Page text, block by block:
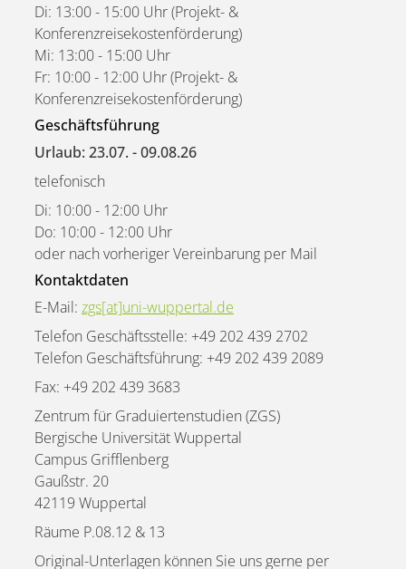
Di: 13:00 - 15:00 Uhr (Projekt- &
Konferenzreisekostenförderung)
Mi: 13:00 - 15:00 Uhr
Fr: 10:00 - 12:00 Uhr (Projekt- &
Konferenzreisekostenförderung)
Geschäftsführung
Urlaub: 23.07. - 09.08.26
telefonisch
Di: 10:00 - 12:00 Uhr
Do: 10:00 - 12:00 Uhr
oder nach vorheriger Vereinbarung per Mail
Kontaktdaten
E-Mail: zgs[at]uni-wuppertal.de
Telefon Geschäftsstelle: +49 202 439 2702
Telefon Geschäftsführung: +49 202 439 2089
Fax: +49 202 439 3683
Zentrum für Graduiertenstudien (ZGS)
Bergische Universität Wuppertal
Campus Grifflenberg
Gaußstr. 20
42119 Wuppertal
Räume P.08.12 & 13
Original-Unterlagen können Sie uns gerne per